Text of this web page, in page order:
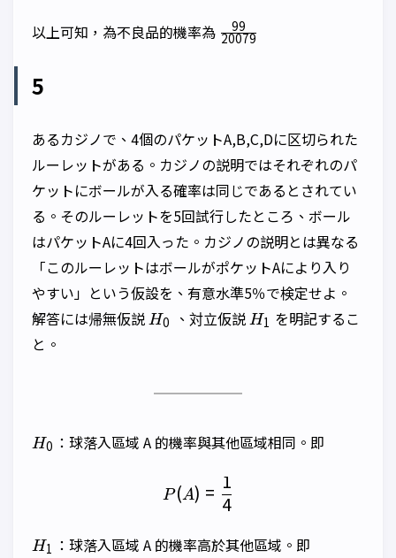
以上可知，為不良品的機率為 \frac{99}
{20079}
20079
99
5
あるカジノで、4個のパケットA,B,C,Dに区切られた
ルーレットがある。カジノの説明ではそれぞれのパ
ケットにボールが入る確率は同じであるとされてい
る。そのルーレットを5回試行したところ、ボール
はパケットAに4回入った。カジノの説明とは異なる
「このルーレットはボールがポケットAにより入り
やすい」という仮設を、有意水準5％で検定せよ。
解答には帰無仮説 H_0
H0 、対立仮説 H_1
H1 を明記するこ
と。
H_0
H0 ：球落入區域 A 的機率與其他區域相同。即
P(A)=\frac{1}{4}
P(A) = 4
1
H_1
H1 ：球落入區域 A 的機率高於其他區域。即